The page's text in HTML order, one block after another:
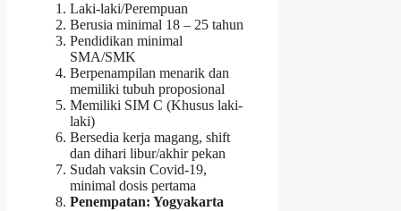
Laki-laki/Perempuan
Berusia minimal 18 – 25 tahun
Pendidikan minimal
SMA/SMK
Berpenampilan menarik dan
memiliki tubuh proposional
Memiliki SIM C (Khusus laki-
laki)
Bersedia kerja magang, shift
dan dihari libur/akhir pekan
Sudah vaksin Covid-19,
minimal dosis pertama
Penempatan: Yogyakarta